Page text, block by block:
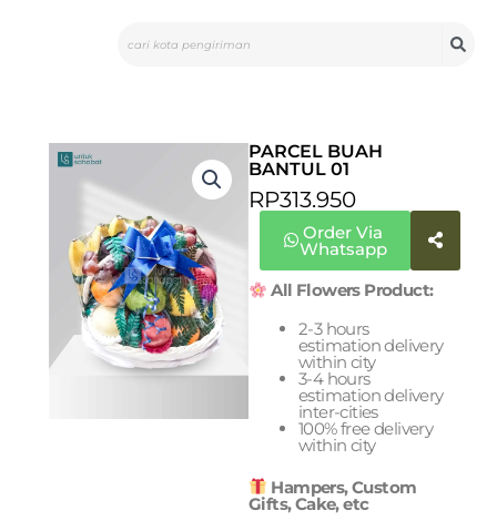
PARCEL BUAH
BANTUL 01
RP313.950
Order Via
Whatsapp
All Flowers Product:
2-3 hours
estimation delivery
within city
3-4 hours
estimation delivery
inter-cities
100% free delivery
within city
Hampers, Custom
Gifts, Cake, etc